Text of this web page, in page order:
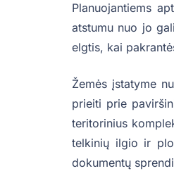
Planuojantiems
atstumu nuo jo
elgtis, kai
Žemės įstatyme
prieiti prie
teritorinius
telkinių ilgio ir
dokumentų